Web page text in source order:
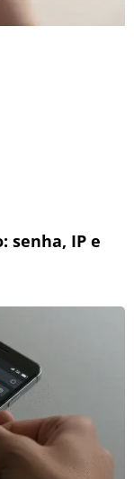
senha, IP e